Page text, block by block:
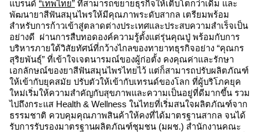
แบรนด์ “เทพไทย” ที่สามารถขยายธุรกิจให้เติบโตกว่าเดิม และ
พัฒนายาสีฟันสมุนไพรให้มีคุณภาพระดับสากล เตรียมพร้อม
สำหรับการก้าวเข้าสู่ตลาดต่างประเทศและประสบความสำเร็จเป็น
อย่างดี  ผ่านการสืบทอดองค์ความรู้ตั้งแต่รุ่นคุณปู่ พร้อมกับการ
บริหารภายใต้วิสัยทัศน์ที่กว้างไกลของทายาทธุรกิจอย่าง “คุณกร
สุริยพันธุ์” ที่เข้าใจเจตนารมณ์ของผู้ก่อตั้ง คงคุณค่าและรักษา
เอกลักษณ์ของยาสีฟันสมุนไพรไทยไว้ แต่ก็สามารถปรับผลิตภัณฑ์
ให้เข้ากับยุคสมัย ปรับตัวให้เข้ากับเทรนด์ของโลก ที่ผู้บริโภคยุค
ใหม่เริ่มให้ความสำคัญกับสุขภาพและความเป็นอยู่ที่ดีมากขึ้น รวม
ไปถึงกระแส Health & Wellness ในไทยที่เริ่มสนใจผลิตภัณฑ์จาก
ธรรมชาติ ควบคุมคุณภาพสินค้าให้คงที่ได้มาตรฐานสากล จนได้
รับการรับรองมาตรฐานผลิตภัณฑ์ชุมชน (มผช.) สำนักงานคณะ